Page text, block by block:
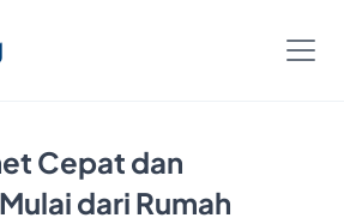
Cepat dan
dari Rumah